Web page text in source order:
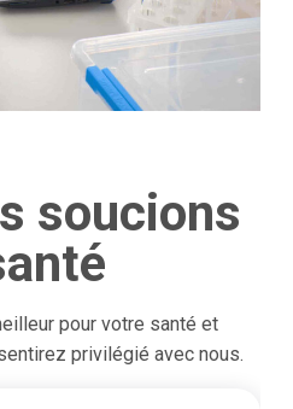
soucions
pour votre santé et
privilégié avec nous.